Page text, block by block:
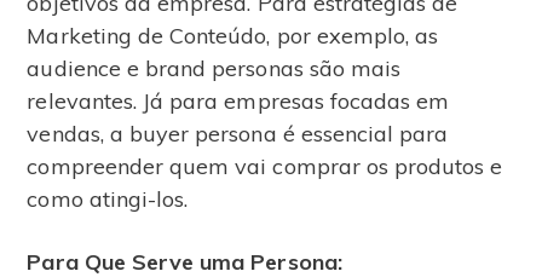
Marketing de Conteúdo, por exemplo, as
audience e brand personas são mais
relevantes. Já para empresas focadas em
vendas, a buyer persona é essencial para
compreender quem vai comprar os produtos e
como atingi-los.
Para Que Serve uma Persona: